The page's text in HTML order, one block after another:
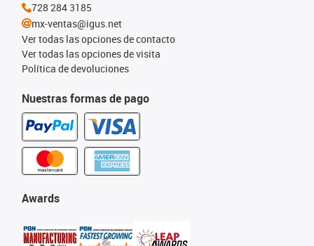
Nuestras formas de pago
Awards
728 284 3185
mx-ventas@igus.net
Ver todas las opciones de contacto
Ver todas las opciones de visita
Política de devoluciones